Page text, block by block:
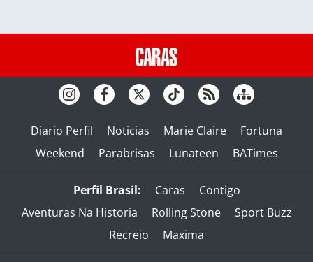
Diario Perfil Noticias Marie Claire
Fortuna
Weekend
Parabrisas Lunateen BATimes
Perfil Brasil: Caras
Contigo
Aventuras Na Historia
Rolling Stone
Sport Buzz
Recreio
Maxima